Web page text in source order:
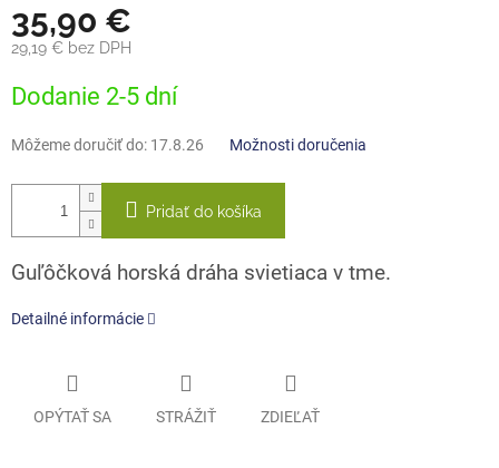
35,90 €
29,19 € bez DPH
cena:
Dodanie 2-5 dní
Môžeme doručiť do: 17.8.26 Možnosti doručenia
Pridať do košíka
Guľôčková horská dráha svietiaca v tme.
Detailné informácie
OPÝTAŤ SA STRÁŽIŤ ZDIEĽAŤ